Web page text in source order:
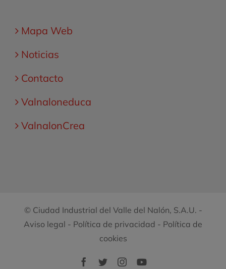
Mapa Web
Noticias
Contacto
Valnaloneduca
ValnalonCrea
© Ciudad Industrial del Valle del Nalón, S.A.U. -
Aviso legal - Política de privacidad - Política de
cookies
Facebook
TwitterInstagramYouTube